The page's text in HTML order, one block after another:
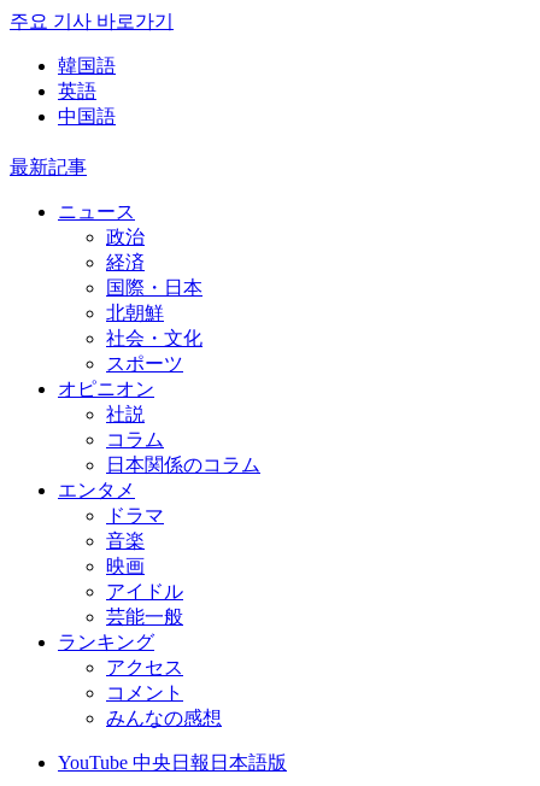
주요 기사 바로가기
韓国語
英語
中国語
最新記事
ニュース
政治
経済
国際・日本
北朝鮮
社会・文化
スポーツ
オピニオン
社説
コラム
日本関係のコラム
エンタメ
ドラマ
音楽
映画
アイドル
芸能一般
ランキング
アクセス
コメント
みんなの感想
YouTube 中央日報日本語版